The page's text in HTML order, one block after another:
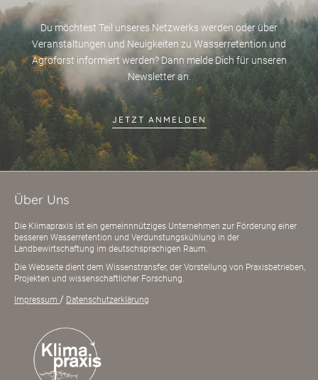
Du möchtest Teil unseres Netzwerks werden oder über
Veranstaltungen und Neuigkeiten zu Wasserretention und
Agroforst informiert werden? Dann melde Dich für unseren
Newsletter an.
JETZT ANMELDEN
Über Uns
Die Klimapraxis ist ein gemeinnnütziges Unternehmen zur Förderung einer
besseren Wasserretention und Verdunstungskühlung in der
Landbewirtschaftung im deutschsprachigen Raum.
Die Webseite dient dem Wissenstransfer, der Vorstellung von Praxisbetrieben,
Projekten und wissenschaftlicher Forschung.
Impressum / Datenschutzerklärung